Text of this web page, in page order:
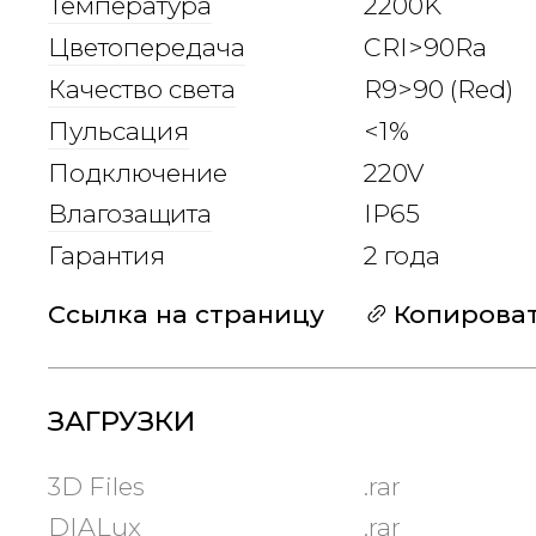
Пульсация
<1%
Подключение
220V
Цветопередача
CRI>90Ra
Качество света
R9>90 (Red)
Влагозащита IP65
Гарантия
2 года
Ссылка на страницу
ЗАГРУЗКИ
3D Files
.rar
DIALux
.rar